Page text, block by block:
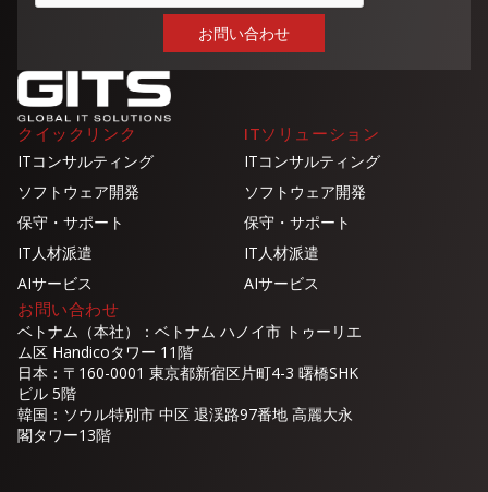
クイックリンク
ITコンサルティング
ソフトウェア開発
保守・サポート
IT人材派遣
AIサービス
ITソリューション
ITコンサルティング
ソフトウェア開発
保守・サポート
IT人材派遣
AIサービス
お問い合わせ
ベトナム（本社）：ベトナム ハノイ市 トゥーリエ
ム区 Handicoタワー 11階
日本：〒160-0001 東京都新宿区片町4-3 曙橋SHK
ビル 5階
韓国：ソウル特別市 中区 退渓路97番地 高麗大永
閣タワー13階